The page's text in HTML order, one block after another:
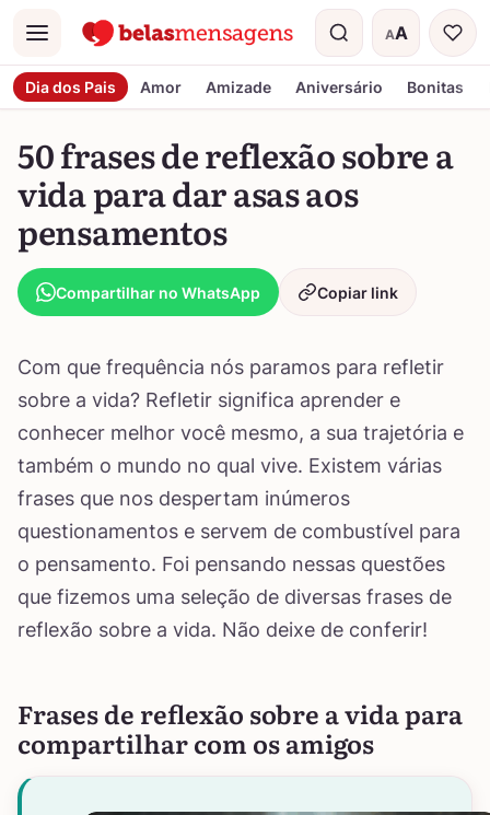
Menu AA
Tamanho do
Dia dos Pais Amor Amizade Aniversário Bonitas
50 frases de reflexão sobre a
vida para dar asas aos
pensamentos
Compartilhar no WhatsApp Copiar link
Com que frequência nós paramos para refletir
sobre a vida? Refletir significa aprender e
conhecer melhor você mesmo, a sua trajetória e
também o mundo no qual vive. Existem várias
frases que nos despertam inúmeros
questionamentos e servem de combustível para
o pensamento. Foi pensando nessas questões
que fizemos uma seleção de diversas frases de
reflexão sobre a vida. Não deixe de conferir!
Frases de reflexão sobre a vida para
compartilhar com os amigos